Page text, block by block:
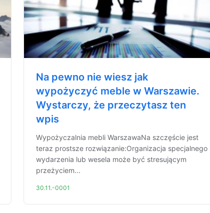
Na pewno nie wiesz jak
wypożyczyć meble w Warszawie.
Wystarczy, że przeczytasz ten
wpis
Wypożyczalnia mebli WarszawaNa szczęście jest
teraz prostsze rozwiązanie:Organizacja specjalnego
wydarzenia lub wesela może być stresującym
przeżyciem...
30.11.-0001